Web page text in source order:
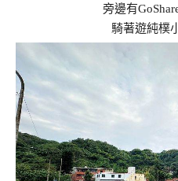
旁邊有
騎著遊純樸